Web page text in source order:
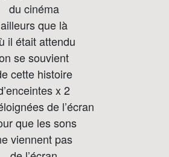
du cinéma
ailleurs que là
il était attendu
se souvient
cette histoire
x 2
de l’écran
que les sons
viennent pas